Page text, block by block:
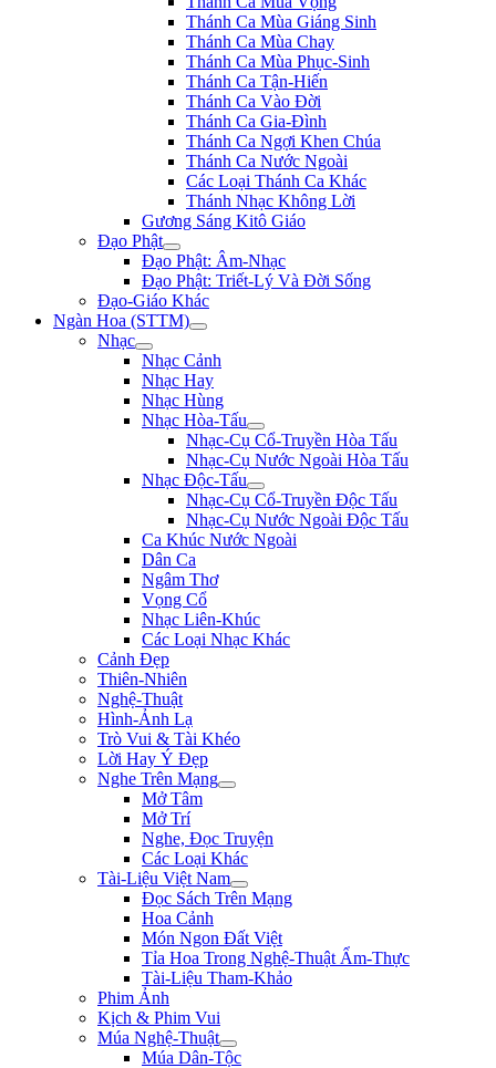
Thánh Ca Mùa Giáng Sinh
Thánh Ca Mùa Chay
Thánh Ca Mùa Phục-Sinh
Thánh Ca Tận-Hiến
Thánh Ca Vào Đời
Thánh Ca Gia-Đình
Thánh Ca Ngợi Khen Chúa
Thánh Ca Nước Ngoài
Các Loại Thánh Ca Khác
Thánh Nhạc Không Lời
Gương Sáng Kitô Giáo
Đạo Phật
Đạo Phật: Âm-Nhạc
Đạo Phật: Triết-Lý Và Đời Sống
Đạo-Giáo Khác
Ngàn Hoa (STTM)
Nhạc
Nhạc Cảnh
Nhạc Hay
Nhạc Hùng
Nhạc Hòa-Tấu
Nhạc-Cụ Cổ-Truyền Hòa Tấu
Nhạc-Cụ Nước Ngoài Hòa Tấu
Nhạc Độc-Tấu
Nhạc-Cụ Cổ-Truyền Độc Tấu
Nhạc-Cụ Nước Ngoài Độc Tấu
Ca Khúc Nước Ngoài
Dân Ca
Ngâm Thơ
Vọng Cổ
Nhạc Liên-Khúc
Các Loại Nhạc Khác
Cảnh Đẹp
Thiên-Nhiên
Nghệ-Thuật
Hình-Ảnh Lạ
Trò Vui & Tài Khéo
Lời Hay Ý Đẹp
Nghe Trên Mạng
Mở Tâm
Mở Trí
Nghe, Đọc Truyện
Các Loại Khác
Tài-Liệu Việt Nam
Đọc Sách Trên Mạng
Hoa Cảnh
Món Ngon Đất Việt
Tỉa Hoa Trong Nghệ-Thuật Ẩm-Thực
Tài-Liệu Tham-Khảo
Phim Ảnh
Kịch & Phim Vui
Múa Nghệ-Thuật
Múa Dân-Tộc